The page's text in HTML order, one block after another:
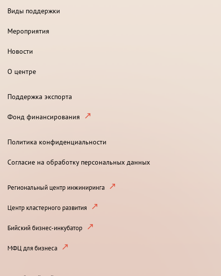
Виды поддержки
Мероприятия
Новости
О центре
Поддержка экспорта
Фонд финансирования
Политика конфиденциальности
Согласие на обработку персональных данных
Региональный центр инжиниринга
Центр кластерного развития
Бийский бизнес-инкубатор
МФЦ для бизнеса